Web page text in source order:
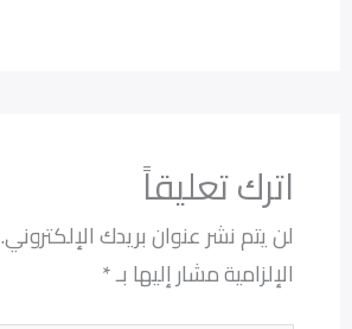
اترك تعليقاً
لن يتم نشر عنوان بريدك الإلكتروني.
الإلزامية مشار إليها بـ*